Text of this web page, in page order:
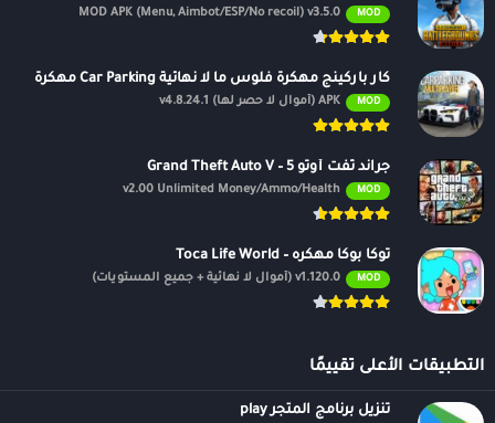
MOD
MOD APK (Menu, Aimbot/ESP/No recoil) v3.5.0
كار باركينج مهكرة فلوس ما لا نهائية Car Parking مهكرة
MOD APK (أموال لا حصر لها) v4.8.24.1
جراند ثفت أوتو 5 – Grand Theft Auto V
MOD
v2.00 Unlimited Money/Ammo/Health
توكا بوكا مهكره – Toca Life World
MOD v1.120.0 (أموال لا نهائية + جميع المستويات)
التطبيقات الأعلى تقييمًا
تنزيل برنامج المتجر play